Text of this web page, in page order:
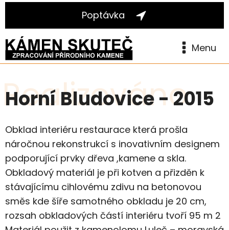
Poptávka
Menu
Realizováno
Horní Bludovice - 2015
Obklad interiéru restaurace která prošla
náročnou rekonstrukcí s inovativním designem
podporující prvky dřeva ,kamene a skla.
Obkladový materiál je při kotven a přizděn k
stávajícímu cihlovému zdivu na betonovou
směs kde šíře samotného obkladu je 20 cm,
rozsah obkladových částí interiéru tvoří 95 m 2